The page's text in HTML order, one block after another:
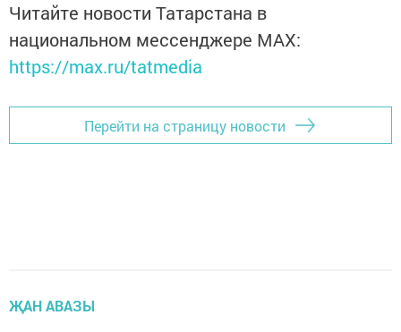
Читайте новости Татарстана в
национальном мессенджере MАХ:
https://max.ru/tatmedia
Перейти на страницу новости
ҖАН АВАЗЫ